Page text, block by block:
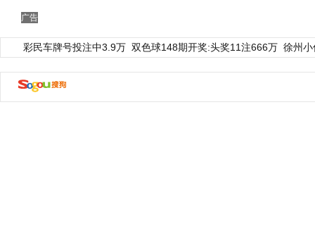
广告
彩民车牌号投注中3.9万 双色球148期开奖:头奖11注666万 徐州